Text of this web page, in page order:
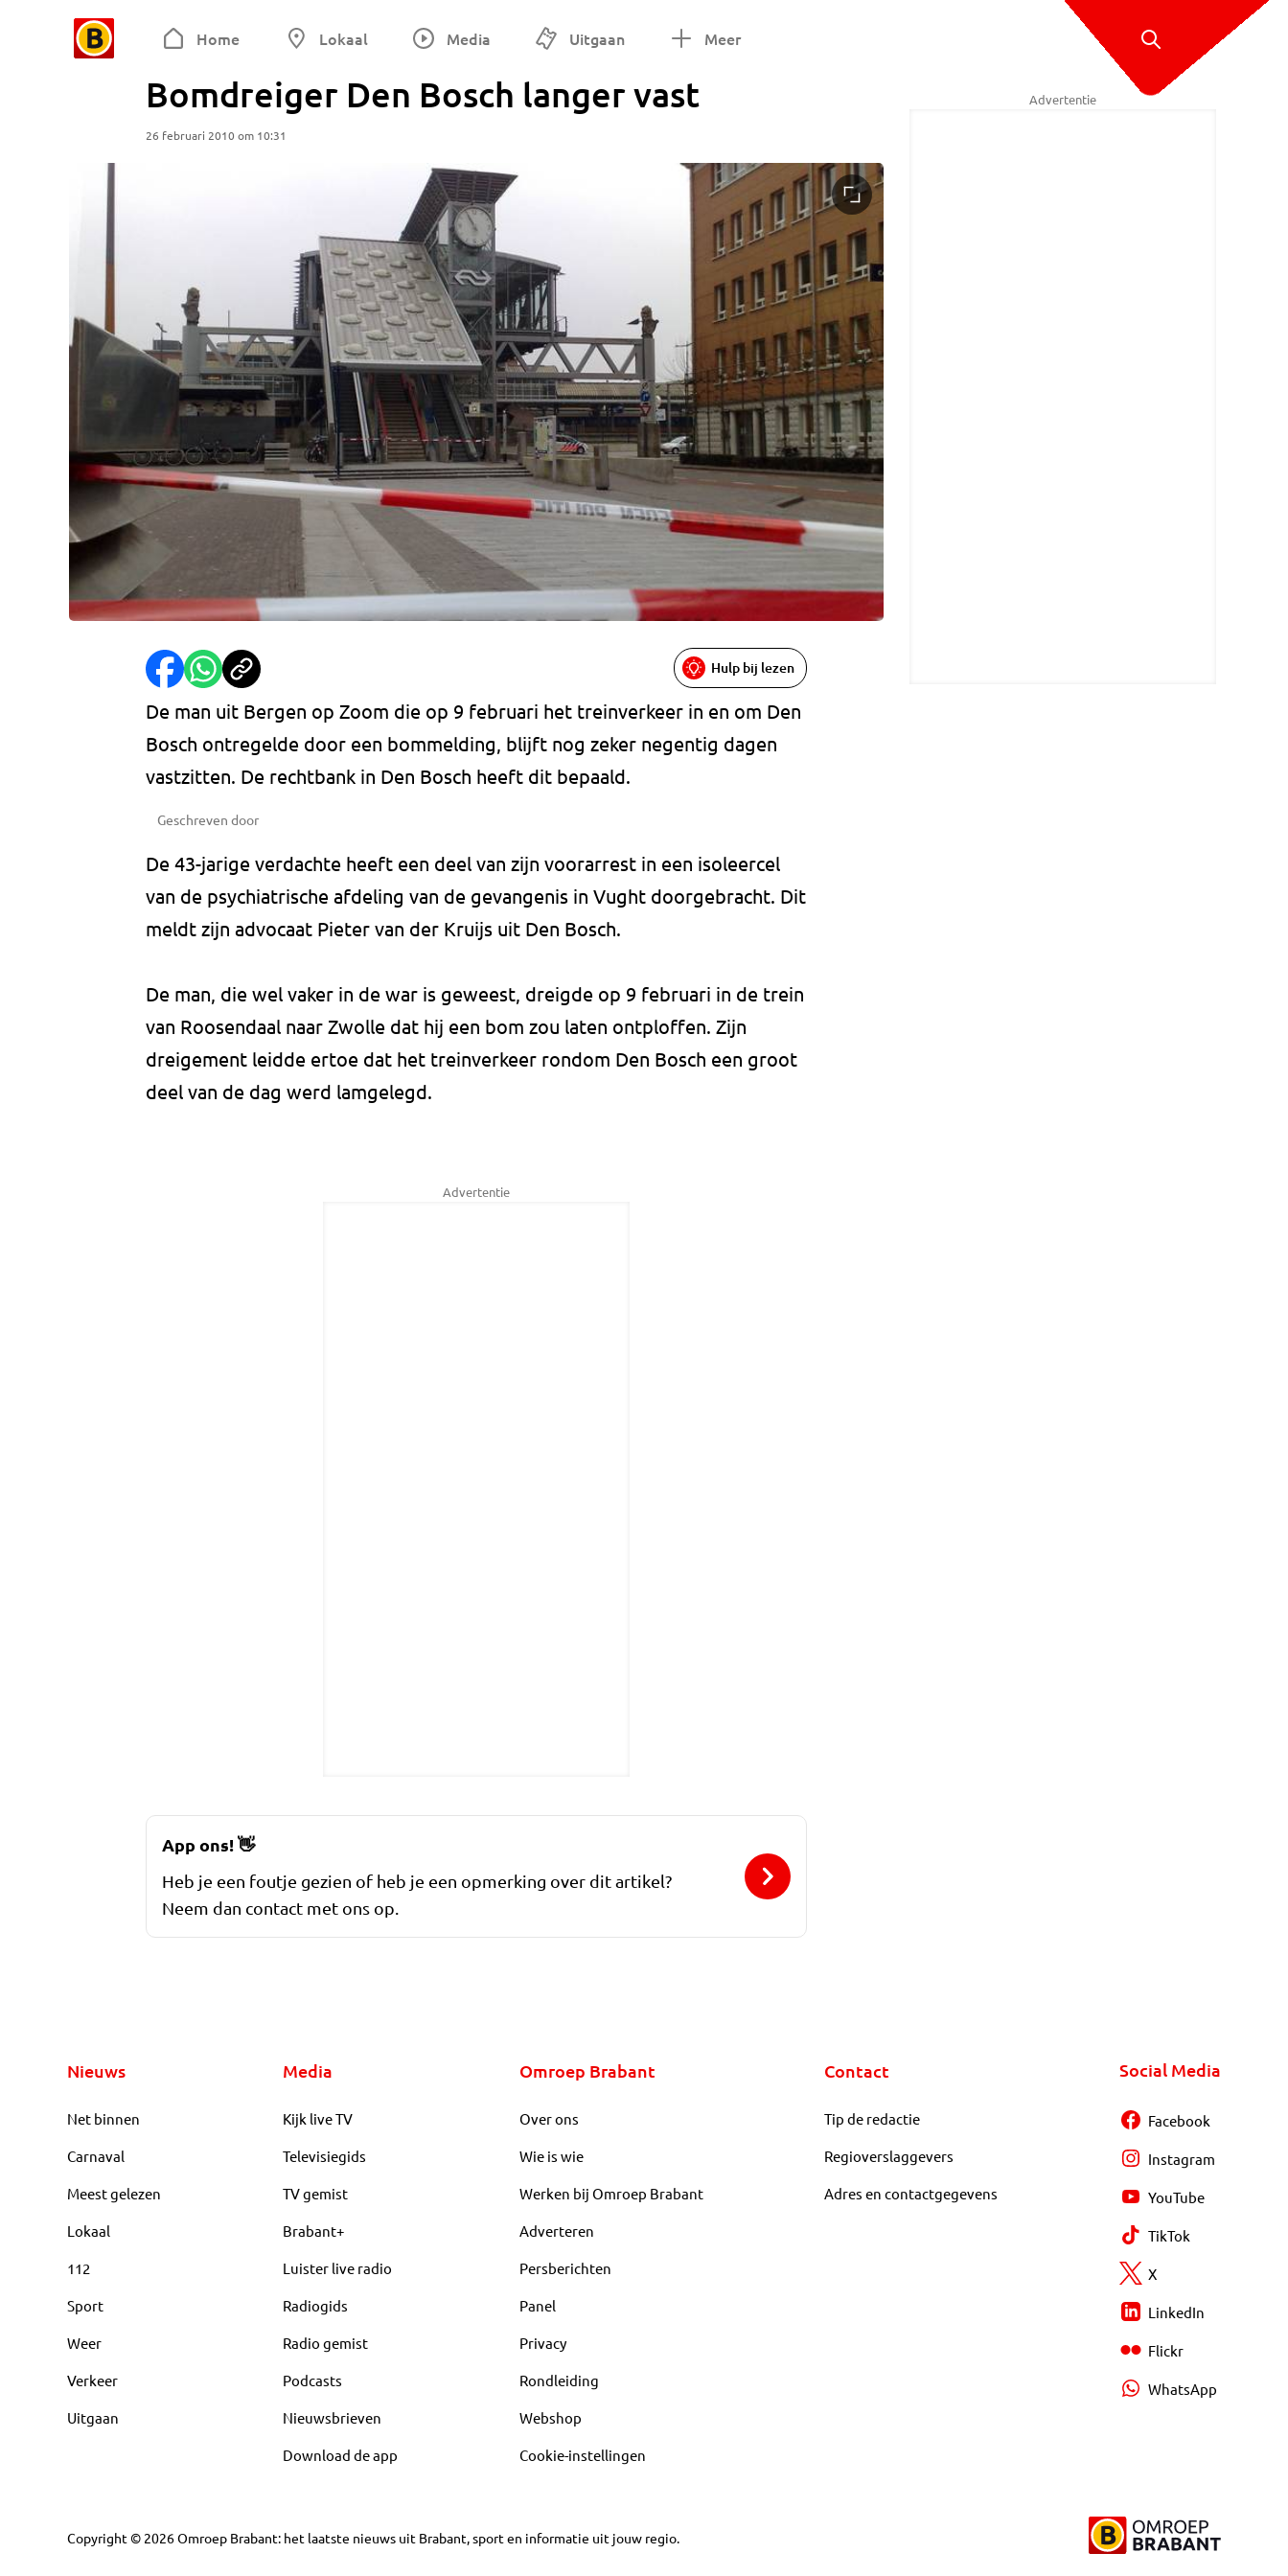
Home Lokaal Media Uitgaan Meer
Bomdreiger Den Bosch langer vast
26 februari 2010 om 10:31
Hulp bij lezen
De man uit Bergen op Zoom die op 9 februari het treinverkeer in en om Den
Bosch ontregelde door een bommelding, blijft nog zeker negentig dagen
vastzitten. De rechtbank in Den Bosch heeft dit bepaald.
Geschreven door
De 43-jarige verdachte heeft een deel van zijn voorarrest in een isoleercel
van de psychiatrische afdeling van de gevangenis in Vught doorgebracht. Dit
meldt zijn advocaat Pieter van der Kruijs uit Den Bosch.
De man, die wel vaker in de war is geweest, dreigde op 9 februari in de trein
van Roosendaal naar Zwolle dat hij een bom zou laten ontploffen. Zijn
dreigement leidde ertoe dat het treinverkeer rondom Den Bosch een groot
deel van de dag werd lamgelegd.
Advertentie
Advertentie
App ons!👋
Heb je een foutje gezien of heb je een opmerking over dit artikel?
Neem dan contact met ons op.
Nieuws
Net binnen
Carnaval
Meest gelezen
Lokaal
112
Sport
Weer
Verkeer
Uitgaan
Media
Kijk live TV
Televisiegids
TV gemist
Brabant+
Luister live radio
Radiogids
Radio gemist
Podcasts
Nieuwsbrieven
Download de app
Omroep Brabant
Over ons
Wie is wie
Werken bij Omroep Brabant
Adverteren
Persberichten
Panel
Privacy
Rondleiding
Webshop
Cookie-instellingen
Contact
Tip de redactie
Regioverslaggevers
Adres en contactgegevens
Social Media
Facebook
Instagram
YouTube
TikTok
X
LinkedIn
Flickr
WhatsApp
Copyright © 2026Omroep Brabant: het laatste nieuws uit Brabant, sport en informatie uit jouw regio.